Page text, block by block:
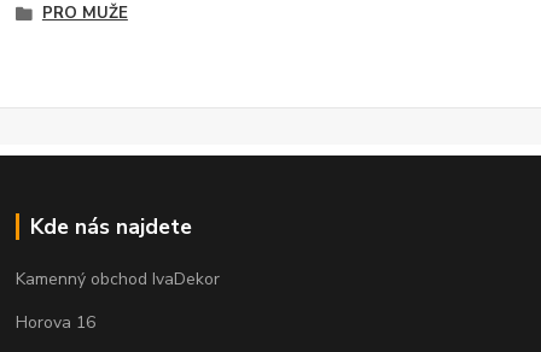
PRO MUŽE
Kde nás najdete
Kamenný obchod IvaDekor
Horova 16